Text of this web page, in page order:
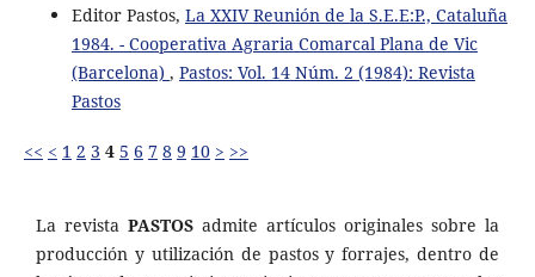
Editor Pastos, La XXIV Reunión de la S.E.E:P., Cataluña
1984. - Cooperativa Agraria Comarcal Plana de Vic
(Barcelona) , Pastos: Vol. 14 Núm. 2 (1984): Revista
Pastos
<< < 1 2 3 4 5 6 7 8 9 10 > >>
La revista PASTOS admite artículos originales sobre la
producción y utilización de pastos y forrajes, dentro de